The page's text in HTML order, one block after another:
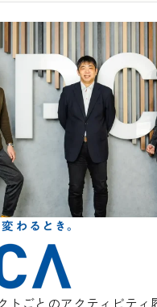
トごとのアクティビテ